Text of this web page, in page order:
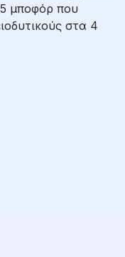
μποφόρ που
στα 4